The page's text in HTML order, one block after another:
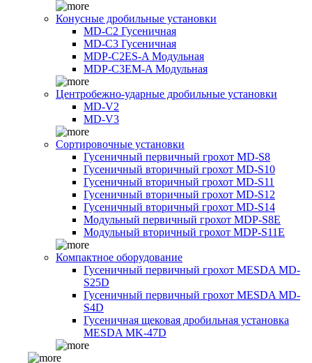
Конусные дробильные установки
MD-C2 Гусеничная
MD-C3 Гусеничная
MDP-C2ES-A Модульная
MDP-C3EM-A Модульная
Центробежно-ударные дробильные установки
MD-V2
MD-V3
Сортировочные установки
Гусеничный первичный грохот MD-S8
Гусеничный вторичный грохот MD-S10
Гусеничный вторичный грохот MD-S11
Гусеничный вторичный грохот MD-S12
Гусеничный вторичный грохот MD-S14
Модульный первичный грохот MDP-S8E
Модульный вторичный грохот MDP-S11E
Компактное оборудование
Гусеничный первичный грохот MESDA MD-
S25D
Гусеничный первичный грохот MESDA MD-
S4D
Гусеничная щековая дробильная установка
MESDA MK-47D